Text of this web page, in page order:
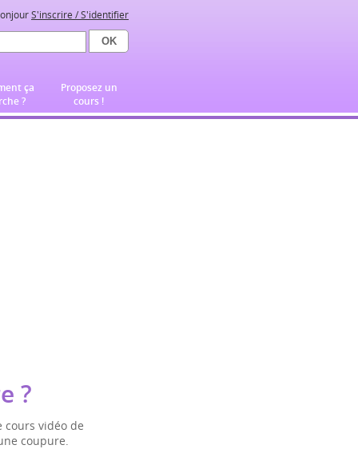
S'inscrire / S'identifier
ça
?
Proposez un
cours !
?
cours vidéo de
coupure.